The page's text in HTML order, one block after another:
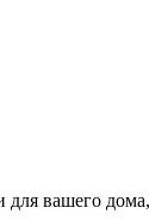
вашего